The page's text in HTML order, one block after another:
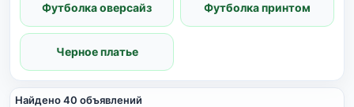
Футболка оверсайз Футболка принтом
Черное платье
Найдено 40 объявлений